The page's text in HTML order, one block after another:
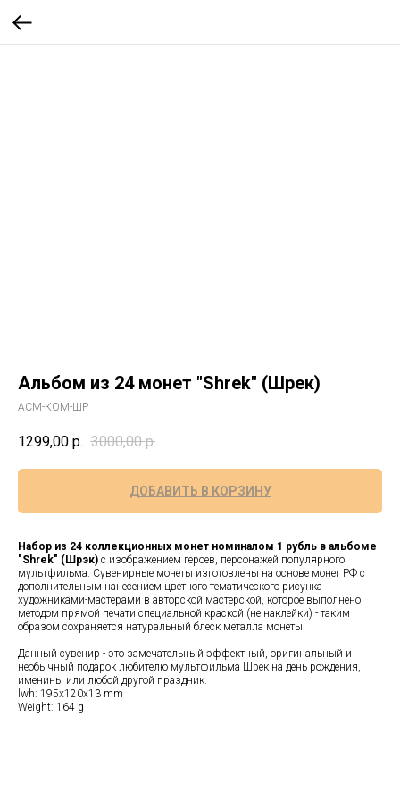
Альбом из 24 монет "Shrek" (Шрек)
АСМ-КОМ-ШР
1299,00 р. 3000,00 р.
ДОБАВИТЬ В КОРЗИНУ
Набор из 24 коллекционных монет номиналом 1 рубль в альбоме
"Shrek" (Шрэк) с изображением героев, персонажей популярного
мультфильма. Сувенирные монеты изготовлены на основе монет РФ с
дополнительным нанесением цветного тематического рисунка
художниками-мастерами в авторской мастерской, которое выполнено
методом прямой печати специальной краской (не наклейки) - таким
образом сохраняется натуральный блеск металла монеты.
Данный сувенир - это замечательный эффектный, оригинальный и
необычный подарок любителю мультфильма Шрек на день рождения,
именины или любой другой праздник.
lwh: 195x120x13 mm
Weight: 164 g